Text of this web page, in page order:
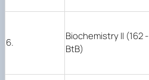
6.
Biochemistry ІІ (162 -
BtB)